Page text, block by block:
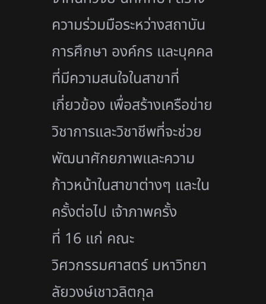
ความร่วมมือระหว่างสถาบัน
การศึกษา องค์กร และบุคคล
ที่มีความสนใจในสาขาที่
เกี่ยวข้อง เพื่อสร้างเครือข่าย
วิชาการและวิชาชีพที่จะช่วย
พัฒนาศักยภาพและความ
ก้าวหน้าในสาขาต่างๆ และใน
ครั้งต่อไป เจ้าภาพครั้ง
ที่ 16 แก่ คณะ
วิศวกรรมศาสตร์ มหาวิทยา
ลัยวงษ์เชาวลิตกุล